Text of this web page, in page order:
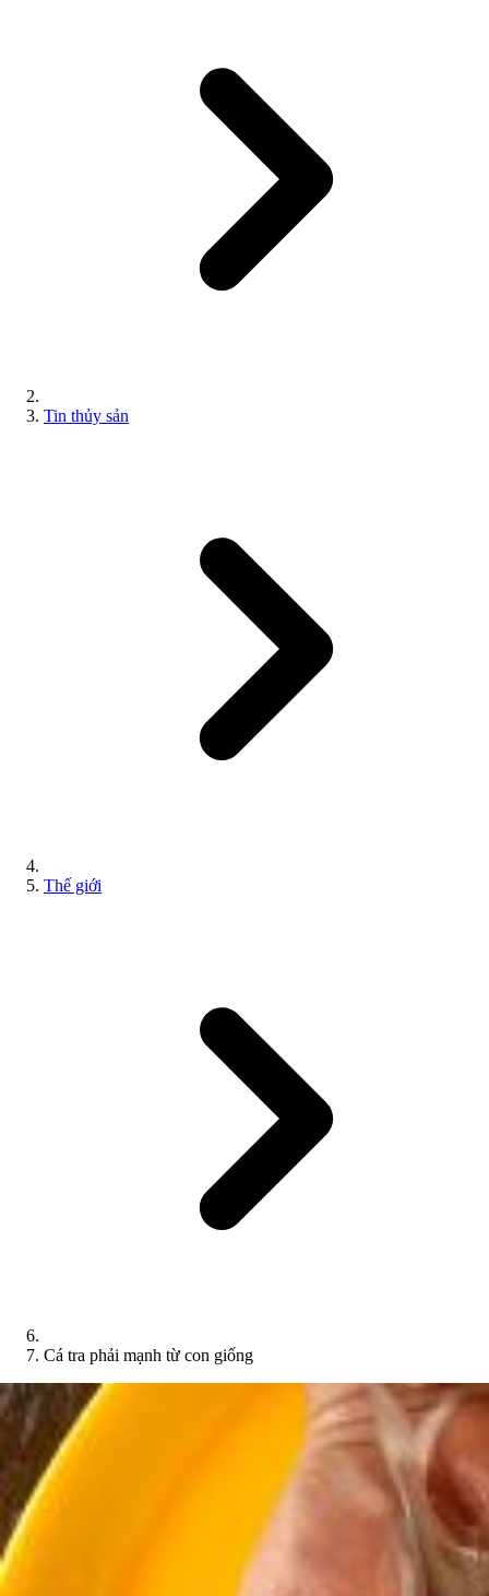
Tin thủy sản
Thế giới
Cá tra phải mạnh từ con giống